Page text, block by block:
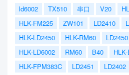
ld6002 TX510 串口 V20
HLK-FM225
ZW101 LD2410
HLK-LD2450
HLK-RM60 LD2450
HLK-LD6002
RM60 B40
HLK-FPM383C
LD2451 LD2402